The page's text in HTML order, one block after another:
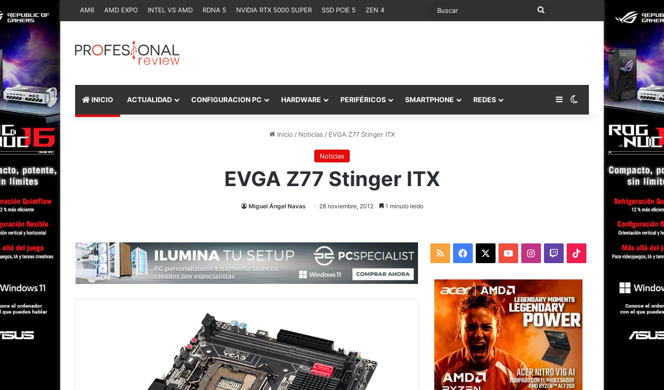
AM6 AMD EXPO INTEL VS AMD RDNA 5 NVIDIA RTX 5000 SUPER SSD PCIE 5 ZEN 4 Buscar
INICIO ACTUALIDAD CONFIGURACION PC HARDWARE PERIFÉRICOS SMARTPHONE REDES Barra lateral
Switch skin
Inicio / Noticias / EVGA Z77 Stinger ITX
Noticias
EVGA Z77 Stinger ITX
Miguel Ángel Navas 28 noviembre, 2012 1 minuto leído
RSS Facebook YouTubeInstagram
TwitchTikTok